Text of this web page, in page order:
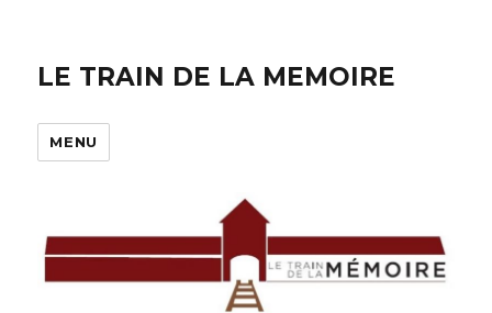
LE TRAIN DE LA MEMOIRE
MENU